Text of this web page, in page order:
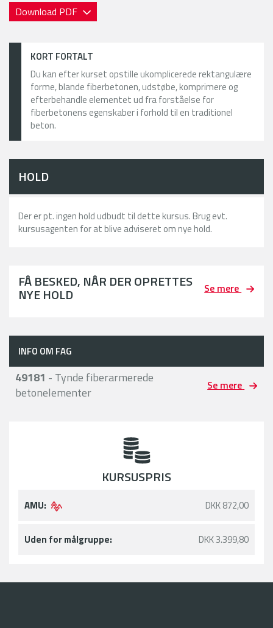
Download PDF
KORT FORTALT
Du kan efter kurset opstille ukomplicerede rektangulære
forme, blande fiberbetonen, udstøbe, komprimere og
efterbehandle elementet ud fra forståelse for
fiberbetonens egenskaber i forhold til en traditionel
beton.
HOLD
Der er pt. ingen hold udbudt til dette kursus. Brug evt.
kursusagenten for at blive adviseret om nye hold.
FÅ BESKED, NÅR DER OPRETTES
NYE HOLD Se mere
INFO OM FAG
49181 - Tynde fiberarmerede
betonelementer
Se mere
KURSUSPRIS
AMU: DKK 872,00
Uden for målgruppe: DKK 3.399,80